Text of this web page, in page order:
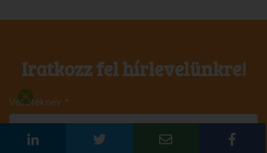
Iratkozz fel hírlevelünkre!
Vezetéknév *